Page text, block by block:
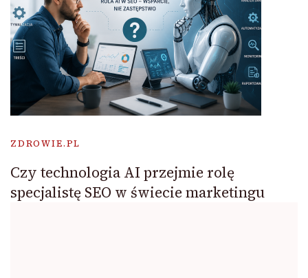
ZDROWIE.PL
Czy technologia AI przejmie rolę
specjalistę SEO w świecie marketingu